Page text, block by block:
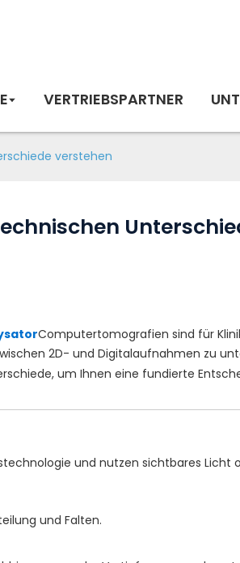
VERTRIEBSPARTNER
verstehen
Computertomografien sind für
2D- und Digitalaufnahmen zu
um Ihnen eine fundierte
und nutzen sichtbares Licht
und Falten.